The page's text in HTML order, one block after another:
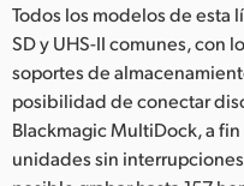
Todos los modelos de esta
SD y UHS-II comunes, con
soportes de
posibilidad de conectar
Blackmagic MultiDock, a
unidades sin